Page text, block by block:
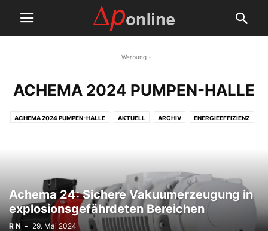
- Werbung -
ACHEMA 2024 PUMPEN-HALLE
ACHEMA 2024 PUMPEN-HALLE AKTUELL ARCHIV ENERGIEEFFIZIENZ
Achema 24: Sichere Vakuumerzeugung in
explosionsgefährdeten Bereichen
R N - 29. Mai 2024